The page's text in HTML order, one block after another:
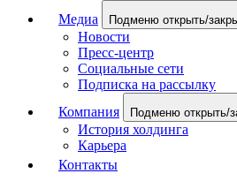
Медиа
Подменю открыть/
Новости
Пресс-центр
Социальные сети
Подписка на рассылку
Компания
Подменю открыть/
История холдинга
Карьера
Контакты